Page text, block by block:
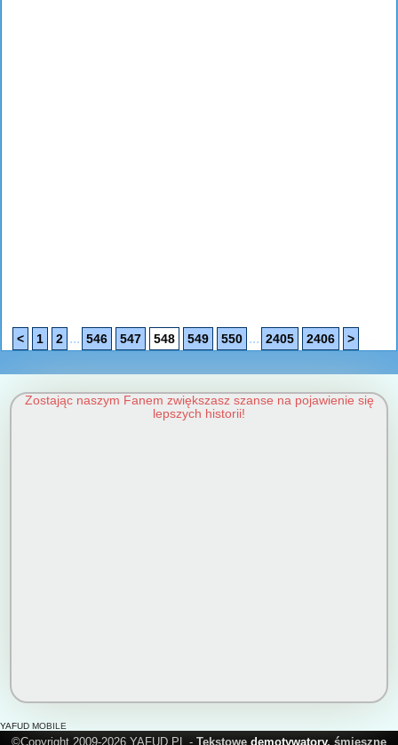
< 1 2 ... 546 547 548 549 550 ... 2405 2406 >
Zostając naszym Fanem zwiększasz szanse na pojawienie się
lepszych historii!
YAFUD MOBILE
©Copyright 2009-2026 YAFUD.PL - Tekstowe demotywatory, śmieszne